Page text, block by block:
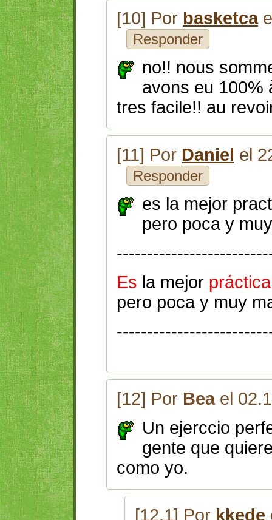
[10] Por basketca
Responder
no!! nous
avons eu 100%
tres facile!! au
[11] Por Daniel el
Responder
es la mejor
pero poca y
Es la mejor práctica
pero poca y muy
[12] Por Beael
Un ejerccio
gente que
como yo.
[12.1] Por kkede